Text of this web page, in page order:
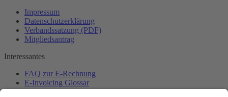
Impressum
Datenschutzerklärung
Verbandssatzung (PDF)
Mitgliedsantrag
Interessantes
FAQ zur E-Rechnung
E-Invoicing Glossar
Pressebereich